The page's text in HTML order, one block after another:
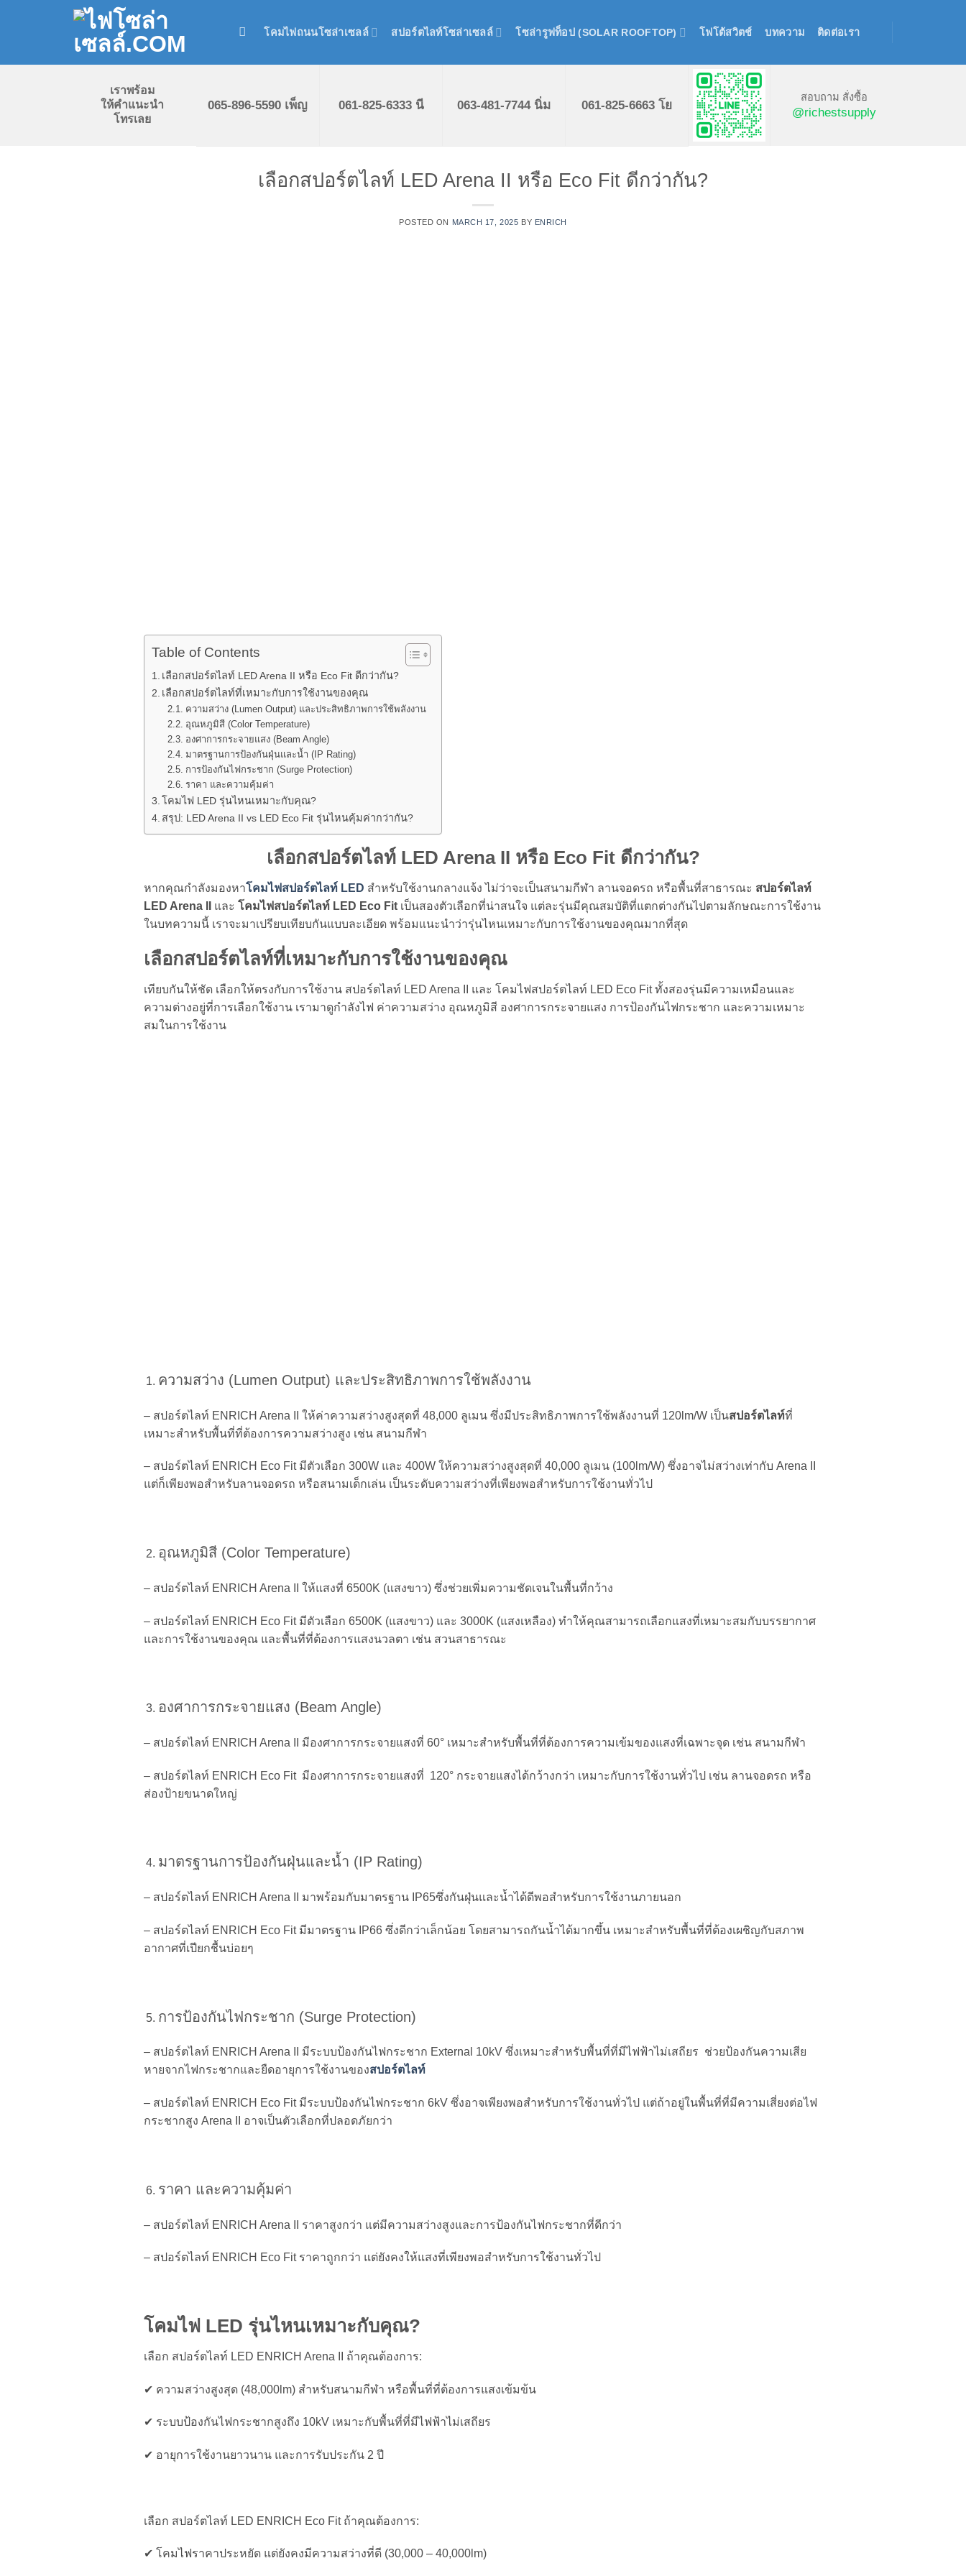
โคมไฟถนนโซล่าเซลล์ สปอร์ตไลท์โซล่าเซลล์ โซล่ารูฟท็อป (SOLAR ROOFTOP) โฟโต้สวิตช์ บทความ ติดต่อเรา
เราพร้อม
ให้คำแนะนำ
โทรเลย
065-896-5590 เพ็ญ 061-825-6333 นี 063-481-7744 นิ่ม 061-825-6663 โย
สอบถาม สั่งซื้อ
@richestsupply
เลือกสปอร์ตไลท์ LED Arena II หรือ Eco Fit ดีกว่ากัน?
POSTED ON MARCH 17, 2025 BY ENRICH
Table of Contents
เลือกสปอร์ตไลท์ LED Arena II หรือ Eco Fit ดีกว่ากัน?
เลือกสปอร์ตไลท์ที่เหมาะกับการใช้งานของคุณ
ความสว่าง (Lumen Output) และประสิทธิภาพการใช้พลังงาน
อุณหภูมิสี (Color Temperature)
องศาการกระจายแสง (Beam Angle)
มาตรฐานการป้องกันฝุ่นและน้ำ (IP Rating)
การป้องกันไฟกระชาก (Surge Protection)
ราคา และความคุ้มค่า
โคมไฟ LED รุ่นไหนเหมาะกับคุณ?
สรุป: LED Arena II vs LED Eco Fit รุ่นไหนคุ้มค่ากว่ากัน?
เลือกสปอร์ตไลท์ LED Arena II หรือ Eco Fit ดีกว่ากัน?
หากคุณกำลังมองหาโคมไฟสปอร์ตไลท์ LED สำหรับใช้งานกลางแจ้ง ไม่ว่าจะเป็นสนามกีฬา ลานจอดรถ หรือพื้นที่สาธารณะ สปอร์ตไลท์
LED Arena II
และ โคมไฟสปอร์ตไลท์ LED Eco Fitเป็นสองตัวเลือกที่น่าสนใจ แต่ละรุ่นมีคุณสมบัติที่แตกต่างกันไปตามลักษณะการใช้งาน
ในบทความนี้ เราจะมาเปรียบเทียบกันแบบละเอียด พร้อมแนะนำว่ารุ่นไหนเหมาะกับการใช้งานของคุณมากที่สุด
เลือกสปอร์ตไลท์ที่เหมาะกับการใช้งานของคุณ
เทียบกันให้ชัด เลือกให้ตรงกับการใช้งาน สปอร์ตไลท์ LED Arena II และ โคมไฟสปอร์ตไลท์ LED Eco Fit ทั้งสองรุ่นมีความเหมือนและ
ความต่างอยู่ที่การเลือกใช้งาน เรามาดูกำลังไฟ ค่าความสว่าง อุณหภูมิสี องศาการกระจายแสง การป้องกันไฟกระชาก และความเหมาะ
สมในการใช้งาน
ความสว่าง (Lumen Output) และประสิทธิภาพการใช้พลังงาน
– สปอร์ตไลท์ ENRICH Arena II ให้ค่าความสว่างสูงสุดที่ 48,000 ลูเมน ซึ่งมีประสิทธิภาพการใช้พลังงานที่ 120lm/W เป็นสปอร์ตไลท์ที่
เหมาะสำหรับพื้นที่ที่ต้องการความสว่างสูง เช่น สนามกีฬา
– สปอร์ตไลท์ ENRICH Eco Fit มีตัวเลือก 300W และ 400W ให้ความสว่างสูงสุดที่ 40,000 ลูเมน (100lm/W) ซึ่งอาจไม่สว่างเท่ากับ Arena II
แต่ก็เพียงพอสำหรับลานจอดรถ หรือสนามเด็กเล่น เป็นระดับความสว่างที่เพียงพอสำหรับการใช้งานทั่วไป
อุณหภูมิสี (Color Temperature)
– สปอร์ตไลท์ ENRICH Arena II ให้แสงที่ 6500K (แสงขาว) ซึ่งช่วยเพิ่มความชัดเจนในพื้นที่กว้าง
– สปอร์ตไลท์ ENRICH Eco Fit มีตัวเลือก 6500K (แสงขาว) และ 3000K (แสงเหลือง) ทำให้คุณสามารถเลือกแสงที่เหมาะสมกับบรรยากาศ
และการใช้งานของคุณ และพื้นที่ที่ต้องการแสงนวลตา เช่น สวนสาธารณะ
องศาการกระจายแสง (Beam Angle)
– สปอร์ตไลท์ ENRICH Arena II มีองศาการกระจายแสงที่ 60° เหมาะสำหรับพื้นที่ที่ต้องการความเข้มของแสงที่เฉพาะจุด เช่น สนามกีฬา
– สปอร์ตไลท์ ENRICH Eco Fit มีองศาการกระจายแสงที่ 120° กระจายแสงได้กว้างกว่า เหมาะกับการใช้งานทั่วไป เช่น ลานจอดรถ หรือ
ส่องป้ายขนาดใหญ่
มาตรฐานการป้องกันฝุ่นและน้ำ (IP Rating)
– สปอร์ตไลท์ ENRICH Arena II มาพร้อมกับมาตรฐาน IP65ซึ่งกันฝุ่นและน้ำได้ดีพอสำหรับการใช้งานภายนอก
– สปอร์ตไลท์ ENRICH Eco Fit มีมาตรฐาน IP66 ซึ่งดีกว่าเล็กน้อย โดยสามารถกันน้ำได้มากขึ้น เหมาะสำหรับพื้นที่ที่ต้องเผชิญกับสภาพ
อากาศที่เปียกชื้นบ่อยๆ
การป้องกันไฟกระชาก (Surge Protection)
– สปอร์ตไลท์ ENRICH Arena II มีระบบป้องกันไฟกระชาก External 10kV ซึ่งเหมาะสำหรับพื้นที่ที่มีไฟฟ้าไม่เสถียร ช่วยป้องกันความเสีย
หายจากไฟกระชากและยืดอายุการใช้งานของสปอร์ตไลท์
– สปอร์ตไลท์ ENRICH Eco Fit มีระบบป้องกันไฟกระชาก 6kV ซึ่งอาจเพียงพอสำหรับการใช้งานทั่วไป แต่ถ้าอยู่ในพื้นที่ที่มีความเสี่ยงต่อไฟ
กระชากสูง Arena II อาจเป็นตัวเลือกที่ปลอดภัยกว่า
ราคา และความคุ้มค่า
– สปอร์ตไลท์ ENRICH Arena II ราคาสูงกว่า แต่มีความสว่างสูงและการป้องกันไฟกระชากที่ดีกว่า
– สปอร์ตไลท์ ENRICH Eco Fit ราคาถูกกว่า แต่ยังคงให้แสงที่เพียงพอสำหรับการใช้งานทั่วไป
โคมไฟ LED รุ่นไหนเหมาะกับคุณ?
เลือก สปอร์ตไลท์ LED ENRICH Arena II ถ้าคุณต้องการ:
✔ ความสว่างสูงสุด (48,000lm) สำหรับสนามกีฬา หรือพื้นที่ที่ต้องการแสงเข้มข้น
✔ ระบบป้องกันไฟกระชากสูงถึง 10kV เหมาะกับพื้นที่ที่มีไฟฟ้าไม่เสถียร
✔ อายุการใช้งานยาวนาน และการรับประกัน 2 ปี
เลือก สปอร์ตไลท์ LED ENRICH Eco Fit ถ้าคุณต้องการ:
✔ โคมไฟราคาประหยัด แต่ยังคงมีความสว่างที่ดี (30,000 – 40,000lm)